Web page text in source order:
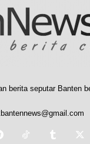
berita seputar Banten